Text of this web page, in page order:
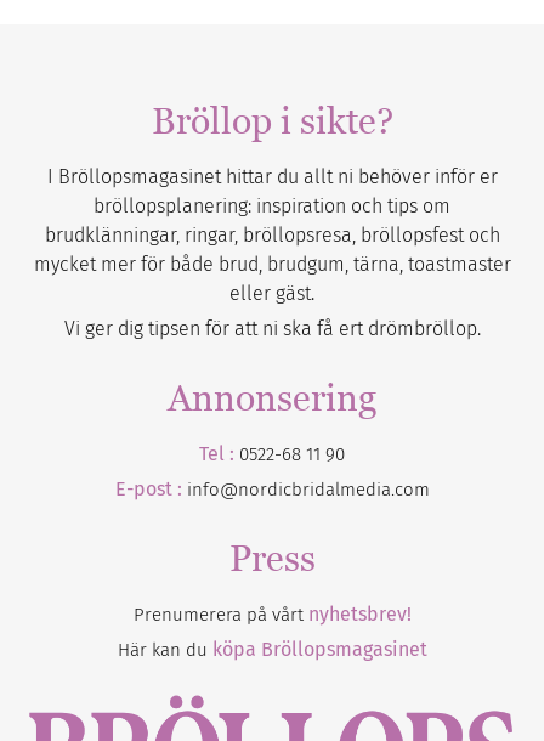
Bröllop i sikte?
I Bröllopsmagasinet hittar du allt ni behöver inför er
bröllopsplanering: inspiration och tips om
brudklänningar, ringar, bröllopsresa, bröllopsfest och
mycket mer för både brud, brudgum, tärna, toastmaster
eller gäst.
Vi ger dig tipsen för att ni ska få ert drömbröllop.
Annonsering
Tel : 0522-68 11 90
E-post : info@nordicbridalmedia.com
Press
Prenumerera på vårt nyhetsbrev!
Här kan du köpa Bröllopsmagasinet